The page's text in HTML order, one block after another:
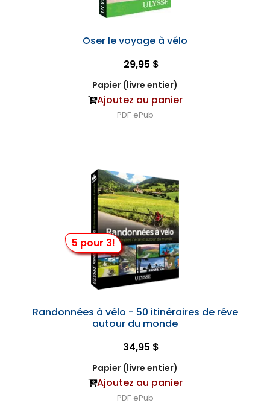
Oser le voyage à vélo
29,95 $
Papier (livre entier)
Ajoutez au panier
PDF ePub
5 pour 3!
Randonnées à vélo - 50 itinéraires de rêve
autour du monde
34,95 $
Papier (livre entier)
Ajoutez au panier
PDF ePub